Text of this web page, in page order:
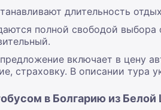
длительность
полной свободой выбора
включает в цену
страховку. В описании тура
в Болгарию из